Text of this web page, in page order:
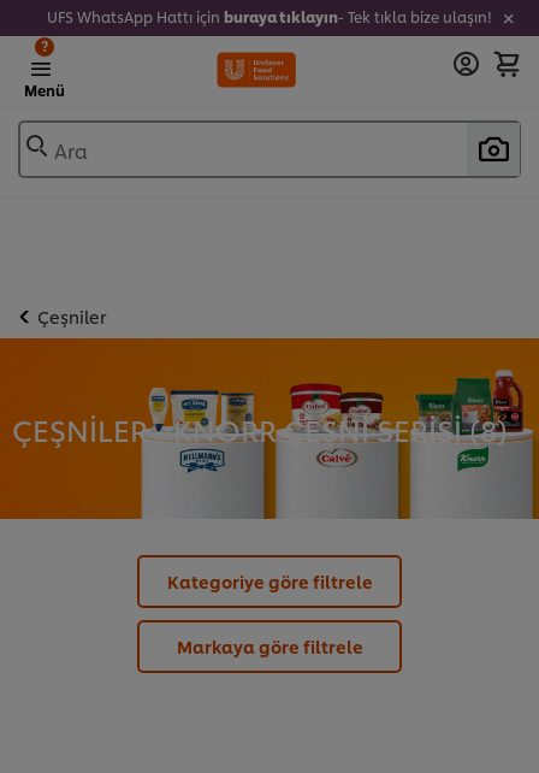
UFS WhatsApp Hattı için buraya tıklayın- Tek tıkla bize ulaşın!
Menü
?
Ara
Çeşniler
ÇEŞNILER - KNORR ÇEŞNI SERISI (8)
Kategoriye göre filtrele
Markaya göre filtrele